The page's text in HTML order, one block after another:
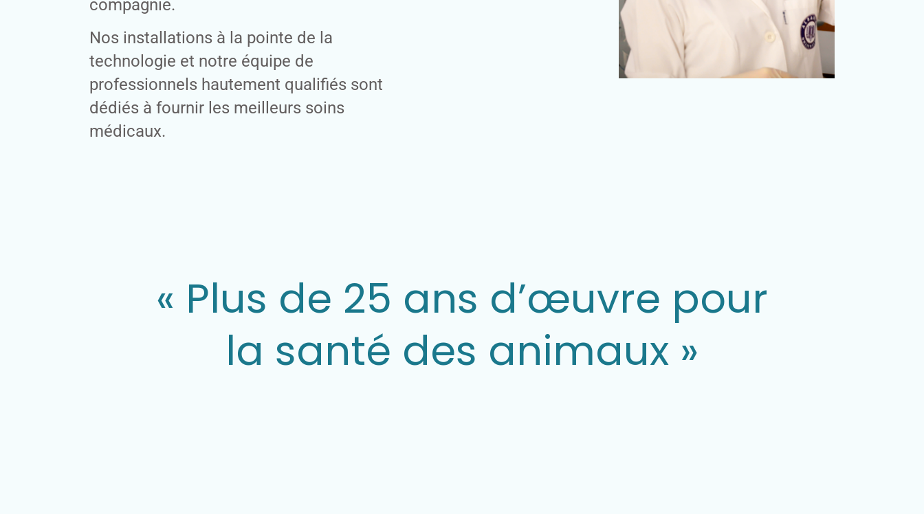
compagnie.
Nos installations à la pointe de la
technologie et notre équipe de
professionnels hautement qualifiés sont
dédiés à fournir les meilleurs soins
médicaux.
« Plus de 25 ans d’œuvre pour
la santé des animaux »